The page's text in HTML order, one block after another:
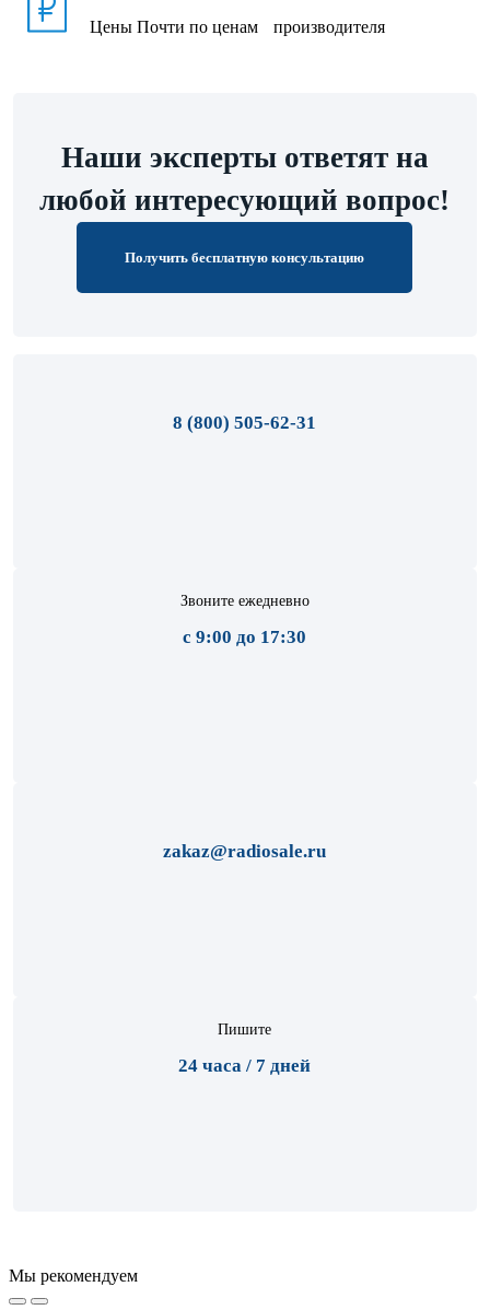
Цены Почти по ценам производителя
Наши эксперты ответят на
любой интересующий вопрос!
Получить бесплатную консультацию
8 (800) 505-62-31
Звоните ежедневно
с 9:00 до 17:30
zakaz@radiosale.ru
Пишите
24 часа / 7 дней
Мы рекомендуем